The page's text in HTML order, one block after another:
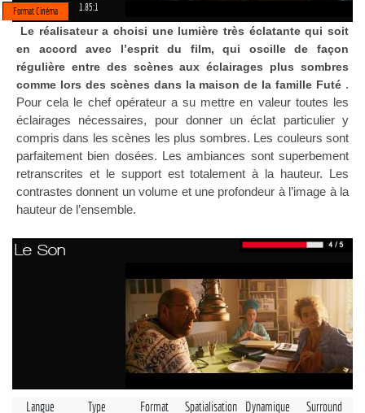
Format Cinéma
1.85:1
Le réalisateur a choisi une lumière très éclatante qui soit
en accord avec l’esprit du film, qui oscille de façon
régulière entre des scènes aux éclairages plus sombres
comme lors des scènes dans la maison de la famille Futé .
Pour cela le chef opérateur a su mettre en valeur toutes les
éclairages nécessaires, pour donner un éclat particulier y
compris dans les scènes les plus sombres. Les couleurs sont
parfaitement bien dosées. Les ambiances sont superbement
retranscrites et le support est totalement à la hauteur. Les
contrastes donnent un volume et une profondeur à l’image à la
hauteur de l’ensemble.
Le Son
Langue Type Format Spatialisation Dynamique
Surround